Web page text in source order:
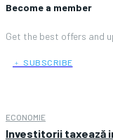
Become a member
Get the best offers and
﹢ SUBSCRIBE
ECONOMIE
Investitorii taxează